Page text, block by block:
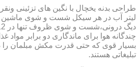
طراحی بدنه یخچال با نگین های تزئینی
لیتر آب در هر سیکل شست و شوی ماشین
چندگانه هوا برای ماندگاری دو برابر مواد
بسیار قوی که حتی قدرت مکش مبلمان را
تبلیغاتی هستند.